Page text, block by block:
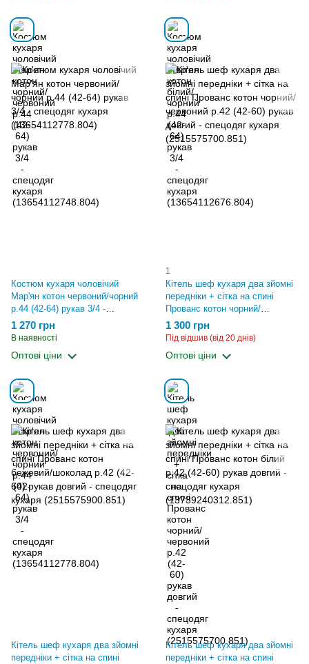
Костюм кухаря чоловічий
Мар'ян котон червоний/чорний
р.44 (42-64) рукав 3/4 -
спецодяг кухаря
(13654112778.804)
1 270 грн
В наявності
Оптові ціни
1
Кітель шеф кухаря два зйомні
передніки + сітка на спині
Прованс котон чорний/
червоний р.42 (42-60) рукав
довгий - спецодяг кухаря
1 300 грн
Під відшив (від 20 днів)
Оптові ціни
Кітель шеф кухаря два зйомні
передніки + сітка на спині
Кітель шеф кухаря два зйомні
передніки + сітка на спині